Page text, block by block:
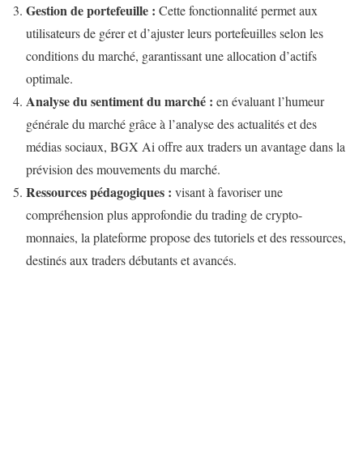
Gestion de portefeuille : Cette fonctionnalité permet aux
utilisateurs de gérer et d’ajuster leurs portefeuilles selon les
conditions du marché, garantissant une allocation d’actifs
optimale.
Analyse du sentiment du marché : en évaluant l’humeur
générale du marché grâce à l’analyse des actualités et des
médias sociaux, BGX Ai offre aux traders un avantage dans la
prévision des mouvements du marché.
Ressources pédagogiques : visant à favoriser une
compréhension plus approfondie du trading de crypto-
monnaies, la plateforme propose des tutoriels et des ressources,
destinés aux traders débutants et avancés.